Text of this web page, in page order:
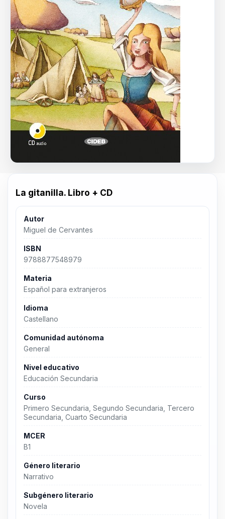
La gitanilla. Libro + CD
Autor
Miguel de Cervantes
ISBN
9788877548979
Materia
Español para extranjeros
Idioma
Castellano
Comunidad autónoma
General
Nivel educativo
Educación Secundaria
Curso
Primero Secundaria, Segundo Secundaria, Tercero
Secundaria, Cuarto Secundaria
MCER
B1
Género literario
Narrativo
Subgénero literario
Novela